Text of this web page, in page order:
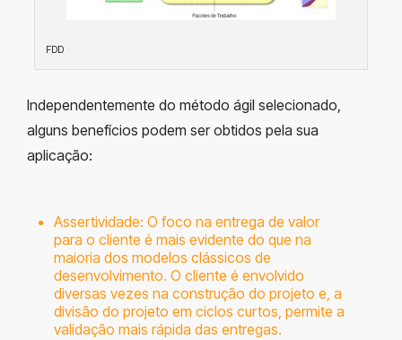
FDD
Independentemente do método ágil selecionado,
alguns benefícios podem ser obtidos pela sua
aplicação:
Assertividade: O foco na entrega de valor
para o cliente é mais evidente do que na
maioria dos modelos clássicos de
desenvolvimento. O cliente é envolvido
diversas vezes na construção do projeto e, a
divisão do projeto em ciclos curtos, permite a
validação mais rápida das entregas.